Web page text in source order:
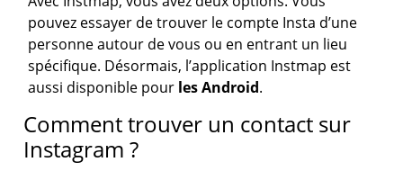
pouvez essayer de trouver le compte Insta d’une
personne autour de vous ou en entrant un lieu
spécifique. Désormais, l’application Instmap est
aussi disponible pour les Android.
Comment trouver un contact sur
Instagram ?